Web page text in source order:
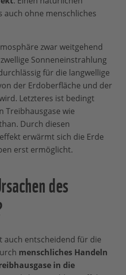
auch ohne menschliches
zwar weitgehend
Sonneneinstrahlung
für die langwellige
der Erdoberfläche und der
Letzteres ist bedingt
Treibhausgase wie
Durch diesen
erwärmt sich die Erde
erst ermöglicht.
des
auch entscheidend für die
menschliches Handeln
in die